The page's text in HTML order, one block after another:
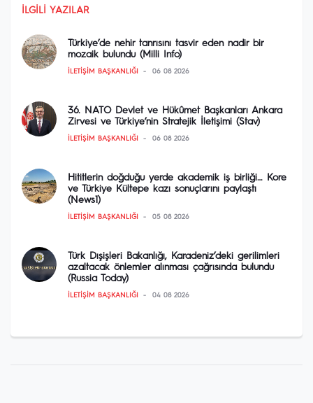
İLGILI YAZILAR
Türkiye’de nehir tanrısını tasvir eden nadir bir
mozaik bulundu (Milli Info)
İLETIŞIM BAŞKANLIĞI 06 08 2026
36. NATO Devlet ve Hükûmet Başkanları Ankara
Zirvesi ve Türkiye’nin Stratejik İletişimi (Stav)
İLETIŞIM BAŞKANLIĞI 06 08 2026
Hititlerin doğduğu yerde akademik iş birliği… Kore
ve Türkiye Kültepe kazı sonuçlarını paylaştı
(News1)
İLETIŞIM BAŞKANLIĞI 05 08 2026
Türk Dışişleri Bakanlığı, Karadeniz’deki gerilimleri
azaltacak önlemler alınması çağrısında bulundu
(Russia Today)
İLETIŞIM BAŞKANLIĞI 04 08 2026